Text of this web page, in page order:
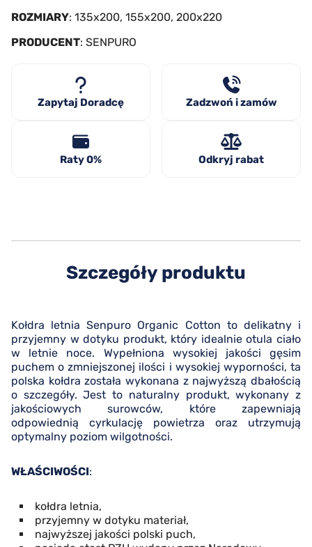
ROZMIARY: 135x200, 155x200, 200x220
PRODUCENT: SENPURO
Zapytaj Doradcę Zadzwoń i zamów
Raty 0% Odkryj rabat
Szczegóły produktu
Kołdra letnia Senpuro Organic Cotton to delikatny i
przyjemny w dotyku produkt, który idealnie otula ciało
w letnie noce. Wypełniona wysokiej jakości gęsim
puchem o zmniejszonej ilości i wysokiej wyporności, ta
polska kołdra została wykonana z najwyższą dbałością
o szczegóły. Jest to naturalny produkt, wykonany z
jakościowych surowców, które zapewniają
odpowiednią cyrkulację powietrza oraz utrzymują
optymalny poziom wilgotności.
WŁAŚCIWOŚCI:
kołdra letnia,
przyjemny w dotyku materiał,
najwyższej jakości polski puch,